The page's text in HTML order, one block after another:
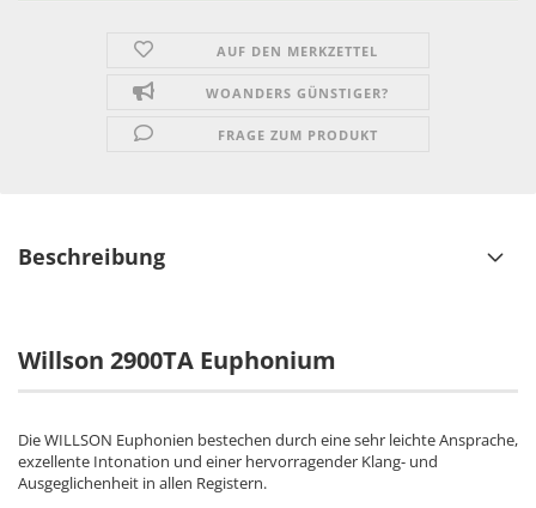
AUF DEN MERKZETTEL
WOANDERS GÜNSTIGER?
FRAGE ZUM PRODUKT
Beschreibung
Willson 2900TA Euphonium
Die WILLSON Euphonien bestechen durch eine sehr leichte Ansprache,
exzellente Intonation und einer hervorragender Klang- und
Ausgeglichenheit in allen Registern.